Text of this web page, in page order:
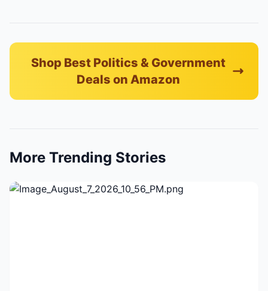
Shop Best Politics & Government
Deals on Amazon
More Trending Stories